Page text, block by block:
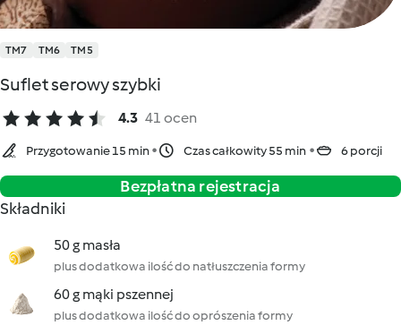
TM7 TM6 TM5
Suflet serowy szybki
4.3 41 ocen
Przygotowanie 15 min Czas całkowity 55 min 6 porcji
Bezpłatna rejestracja
Składniki
50 g masła
plus dodatkowa ilość do natłuszczenia formy
60 g mąki pszennej
plus dodatkowa ilość do oprószenia formy